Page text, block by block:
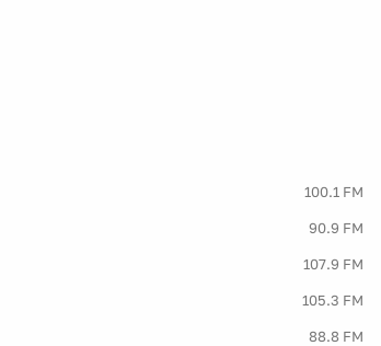
100.1 FM
90.9 FM
107.9 FM
105.3 FM
88.8 FM